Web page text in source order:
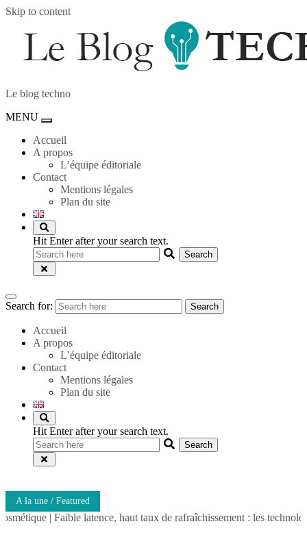
Skip to content
Le blog techno
MENU
Toggle
navigation
Accueil
A propos
L’équipe éditoriale
Contact
Mentions légales
Plan du site
Hit Enter after your search text.
Search for: Search
Accueil
A propos
L’équipe éditoriale
Contact
Mentions légales
Plan du site
Hit Enter after your search text.
A la une / Featured
Faible latence, haut taux de rafraîchissement : les technologies qui